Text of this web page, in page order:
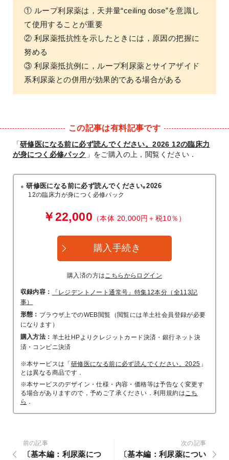
① ループ利尿薬は，天井量“ceiling dose”を意識し
て使用することが重要
② 利尿薬抵抗性を示したときには，原因の把握に
努める
③ 利尿薬抵抗例に，ループ利尿薬とサイアザイド
系利尿薬との併用が効果的である場合がある
この記事は有料記事です
「研修医になる前に必ず読んでください。2026 12の臨床力
が身につく必修パック 」をご購入の上，閲覧ください．
研修医になる前に必ず読んでください｡2026
12の臨床力が身につく必修パック
￥22,000 （本体 20,000円＋税10％）
購入手続き
購入済の方は こちらからログイン
収録内容：
「レジデントノート通常号」特集12本分（全113記
事）
形態： ブラウザ上でのWEB閲覧（閲覧には羊土社会員登録が必要
になります）
購入方法： 羊土社HPよりクレジットカード決済・銀行ネット決
済・コンビニ決済
※本サービスは「研修医になる前に必ず読んでください。2025 」
とは異なる商品です．
※本サービスのデザイン・仕様・内容・価格等は予告なく変更す
る場合がありますので，予めご了承ください．利用規約は こち
ら ．
前の記事
〔基本編：利尿薬につ
次の記事
〔基本編：利尿薬につい